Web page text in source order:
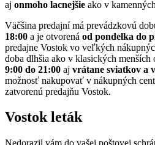
aj onmoho lacnejšie ako v
Väčšina predajní má prevádzkovú
18:00 a je otvorená od pondelka do
predajne Vostok vo veľkých
doba dlhšia ako v klasických menších
9:00 do 21:00 aj vrátane sviatkov a
možnosť nakupovať v nákupných
zatvorenú predajňu Vostok.
Vostok leták